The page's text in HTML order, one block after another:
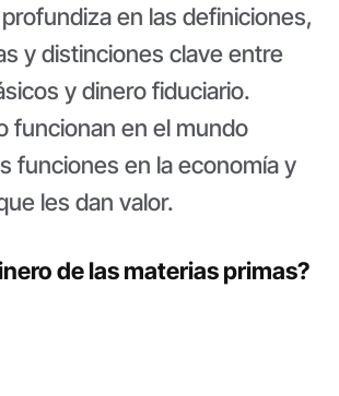
en las definiciones,
y distinciones clave entre
y dinero fiduciario.
funcionan en el mundo
funciones en la economía y
les dan valor.
de las materias primas?